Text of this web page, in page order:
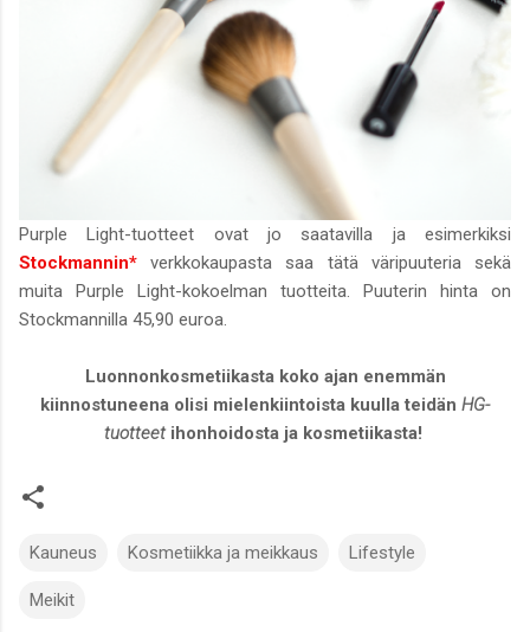
Purple Light-tuotteet ovat jo saatavilla ja esimerkiksi
Stockmannin*
verkkokaupasta saa tätä väripuuteria sekä
muita Purple Light-kokoelman tuotteita. Puuterin hinta on
Stockmannilla 45,90 euroa.
Luonnonkosmetiikasta koko ajan enemmän
kiinnostuneena olisi mielenkiintoista kuulla teidän HG-
tuotteet ihonhoidosta ja kosmetiikasta!
Kauneus Kosmetiikka ja meikkaus Lifestyle
Meikit